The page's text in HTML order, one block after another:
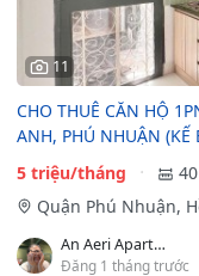
11
CHO THUÊ CĂN HỘ
ANH, PHÚ NHUẬN
5 triệu/tháng
Quận Phú Nhuận,
An Aeri Apartment
Đăng 1 tháng trước